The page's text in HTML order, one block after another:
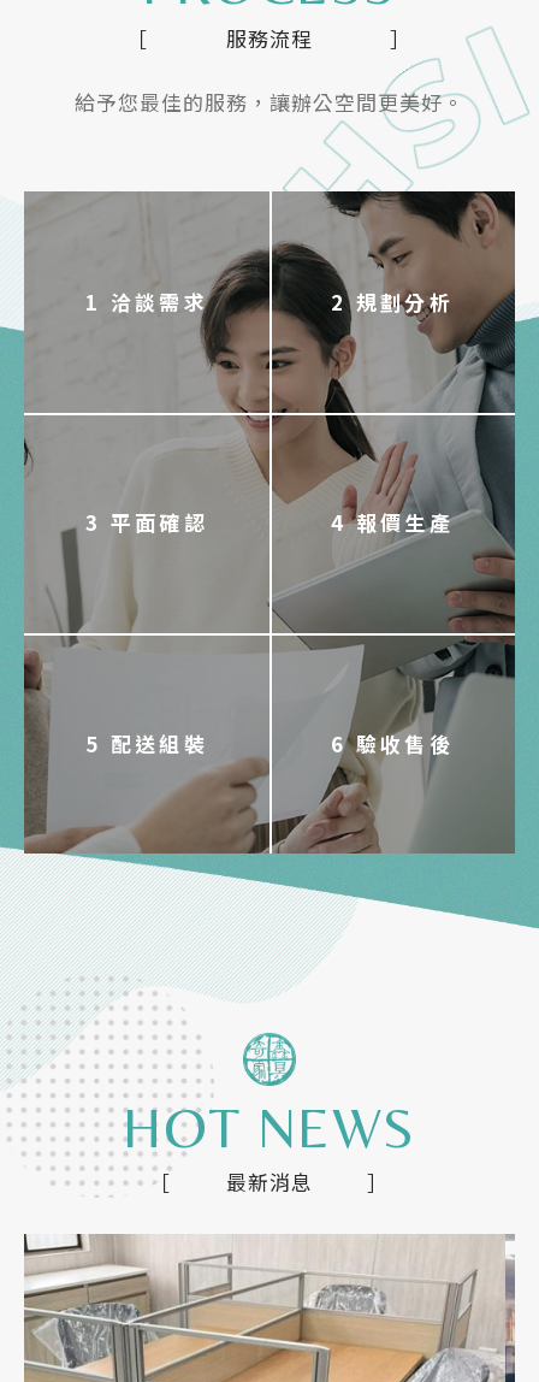
服務流程
給予您最佳的服務，讓辦公空間更美好。
1 洽談需求 2 規劃分析
3 平面確認 4 報價生產
5 配送組裝 6 驗收售後
HOT NEWS
最新消息